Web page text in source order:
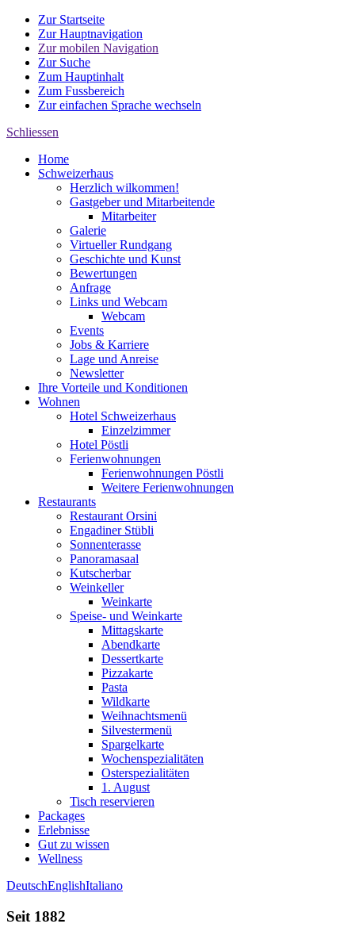
Zur Startseite
Zur Hauptnavigation
Zur mobilen Navigation
Zur Suche
Zum Hauptinhalt
Zum Fussbereich
Zur einfachen Sprache wechseln
Schliessen
Home
Schweizerhaus
Herzlich wilkommen!
Gastgeber und Mitarbeitende
Mitarbeiter
Galerie
Virtueller Rundgang
Geschichte und Kunst
Bewertungen
Anfrage
Links und Webcam
Webcam
Events
Jobs & Karriere
Lage und Anreise
Newsletter
Ihre Vorteile und Konditionen
Wohnen
Hotel Schweizerhaus
Einzelzimmer
Hotel Pöstli
Ferienwohnungen
Ferienwohnungen Pöstli
Weitere Ferienwohnungen
Restaurants
Restaurant Orsini
Engadiner Stübli
Sonnenterasse
Panoramasaal
Kutscherbar
Weinkeller
Weinkarte
Speise- und Weinkarte
Mittagskarte
Abendkarte
Dessertkarte
Pizzakarte
Pasta
Wildkarte
Weihnachtsmenü
Silvestermenü
Spargelkarte
Wochenspezialitäten
Osterspezialitäten
1. August
Tisch reservieren
Packages
Erlebnisse
Gut zu wissen
Wellness
DeutschEnglishItaliano
Seit 1882